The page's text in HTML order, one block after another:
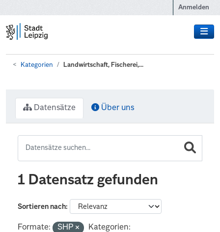
Anmelden
Kategorien Landwirtschaft, Fischerei,...
Datensätze Über uns
1 Datensatz gefunden
Sortieren nach
Formate: SHP
Kategorien: